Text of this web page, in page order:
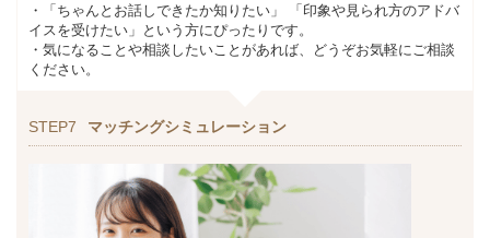
・「ちゃんとお話しできたか知りたい」 「印象や見られ方のアドバ
イスを受けたい」という方にぴったりです。
・気になることや相談したいことがあれば、どうぞお気軽にご相談
ください。
STEP7 マッチングシミュレーション